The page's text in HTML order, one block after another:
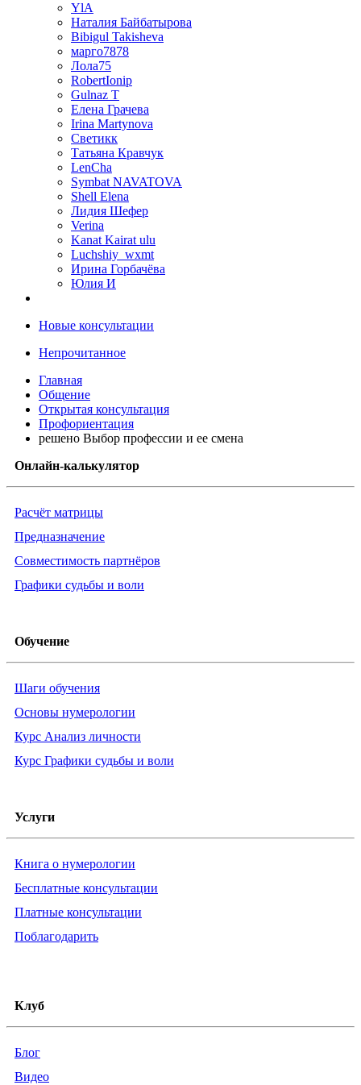
YlA
Наталия Байбатырова
Bibigul Takisheva
марго7878
Лола75
RobertIonip
Gulnaz T
Елена Грачева
Irina Martynova
Светикк
Татьяна Кравчук
LenCha
Symbat NAVATOVA
Shell Elena
Лидия Шефер
Verina
Kanat Kairat ulu
Luchshiy_wxmt
Ирина Горбачёва
Юлия И
Новые консультации
Непрочитанное
Главная
Общение
Открытая консультация
Профориентация
решено Выбор профессии и ее смена
Онлайн-калькулятор
Расчёт матрицы
Предназначение
Совместимость партнёров
Графики судьбы и воли
Обучение
Шаги обучения
Основы нумерологии
Курс Анализ личности
Курс Графики судьбы и воли
Услуги
Книга о нумерологии
Бесплатные консультации
Платные консультации
Поблагодарить
Клуб
Блог
Видео